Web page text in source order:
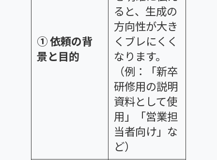
① 依頼の背
景と目的
ると、生成の
方向性が大き
くブレにくく
なります。
（例：「新卒
研修用の説明
資料として使
用」「営業担
当者向け」な
ど）